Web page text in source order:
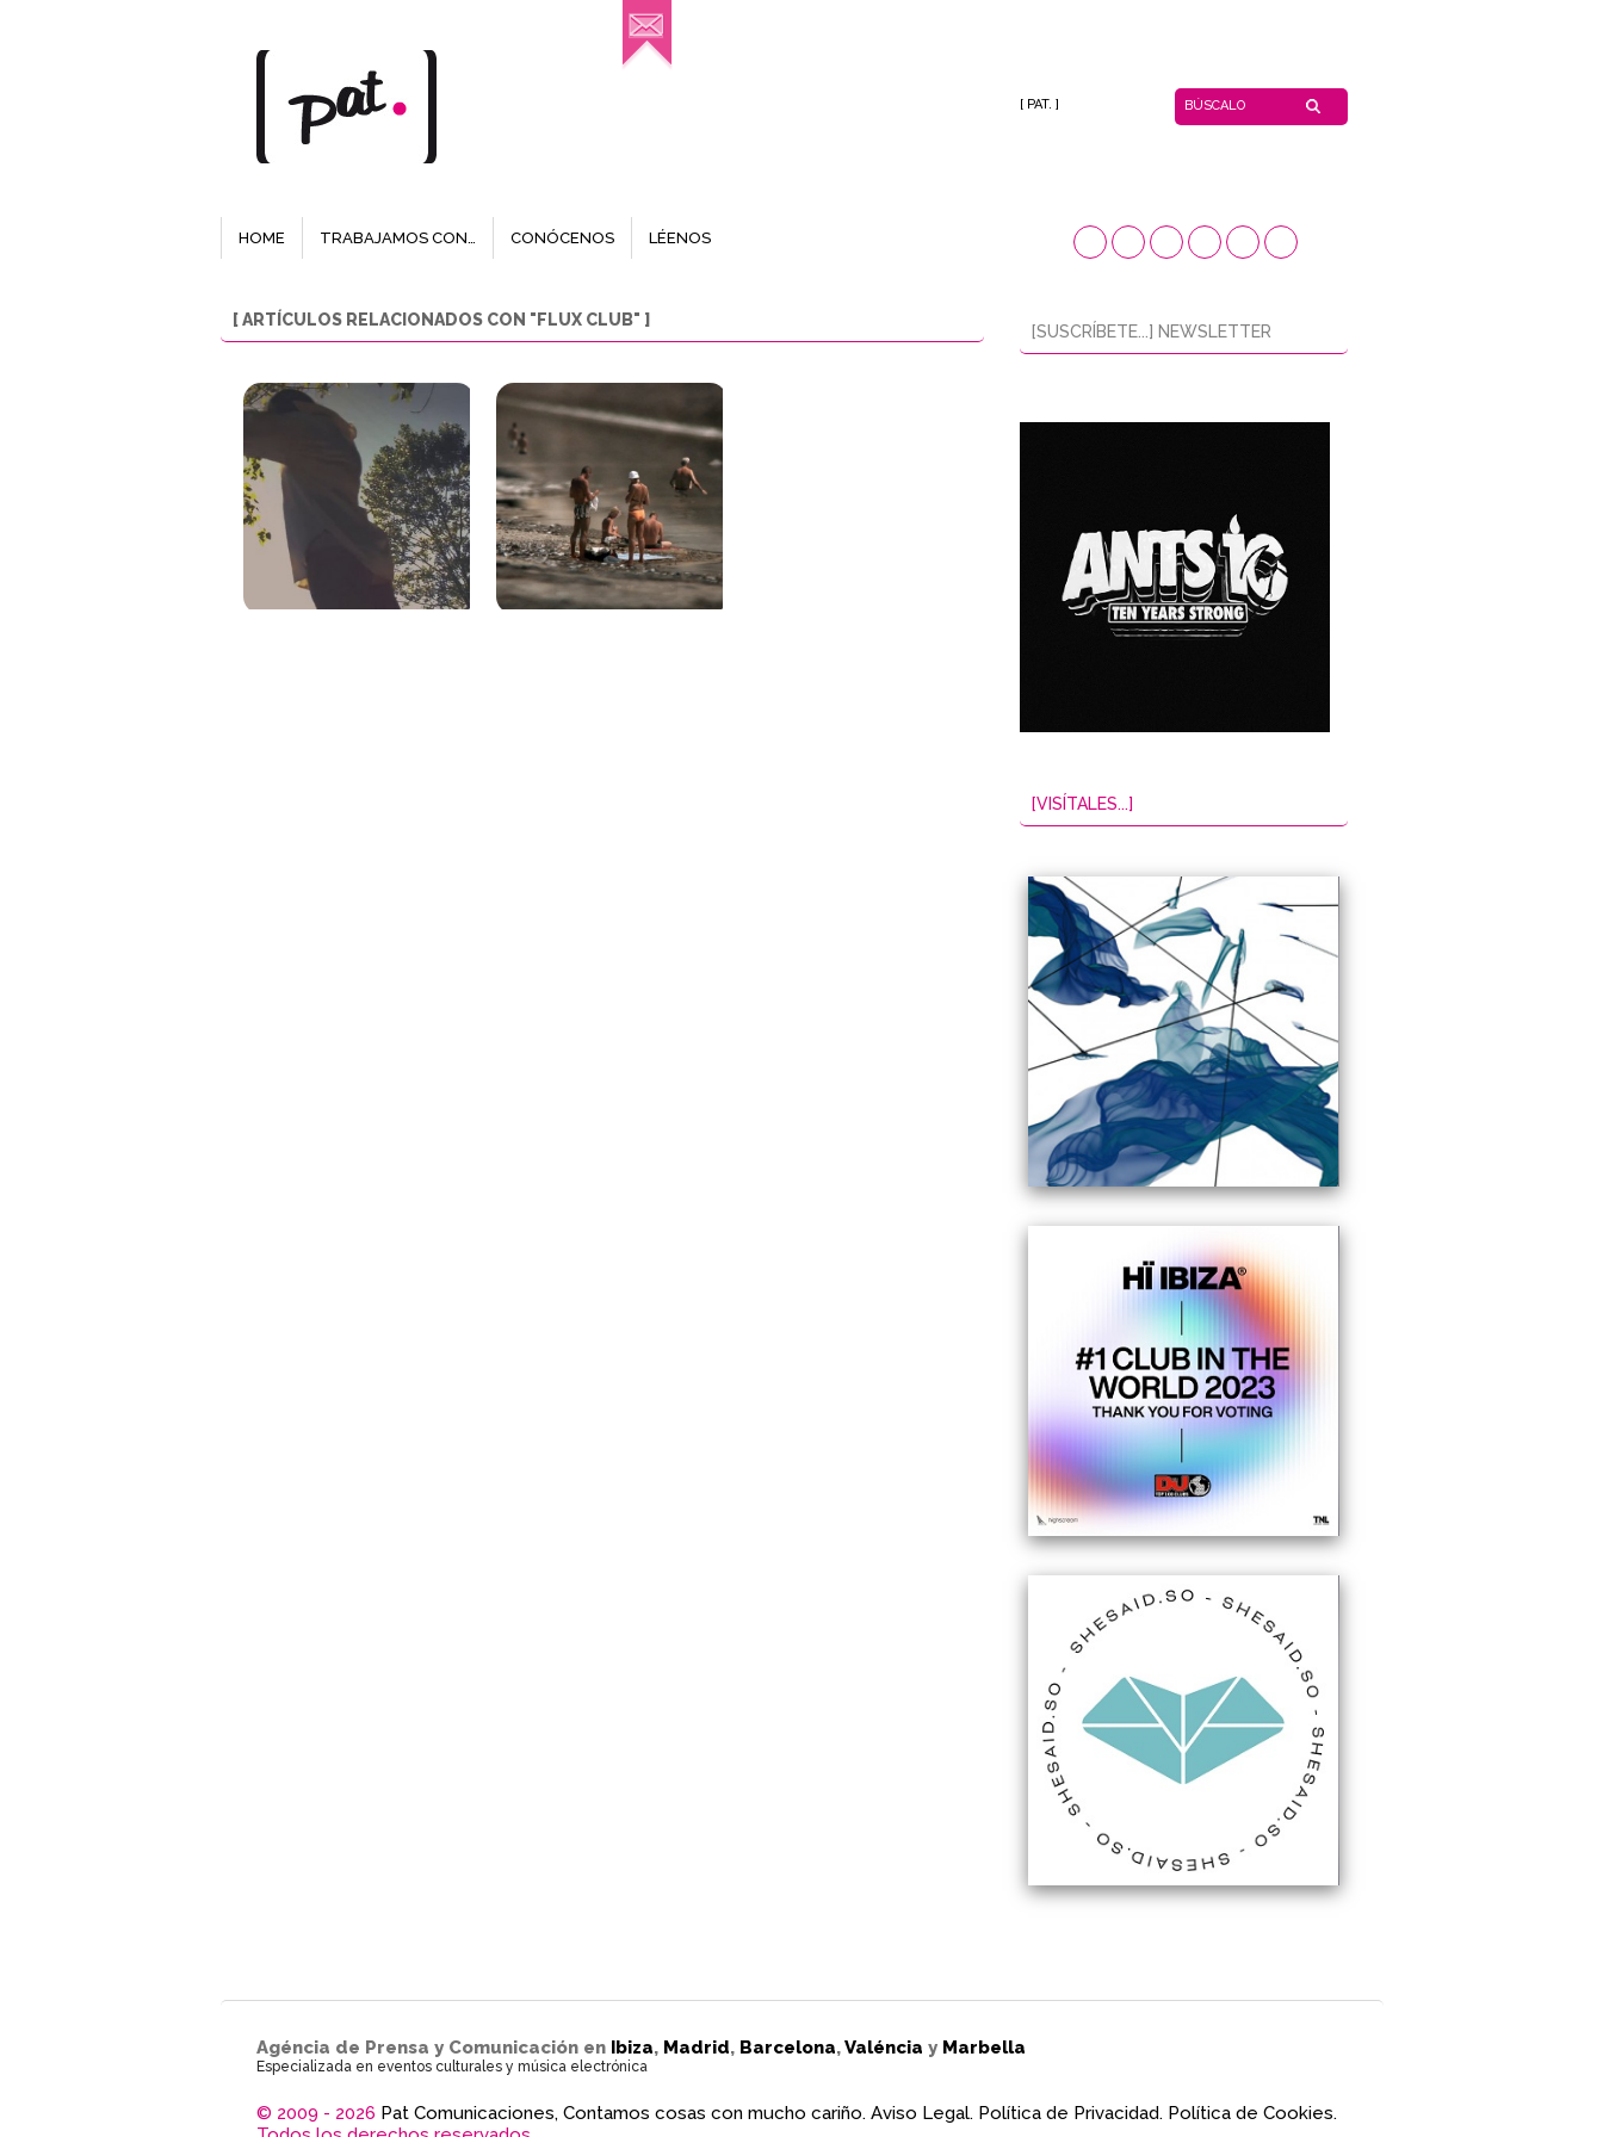
[ PAT. ]
HOME TRABAJAMOS CON… CONÓCENOS LÉENOS
[ ARTÍCULOS RELACIONADOS CON "FLUX CLUB" ]
[SUSCRÍBETE...] NEWSLETTER
[VISÍTALES...]
Agéncia de Prensa y Comunicación en Ibiza, Madrid, Barcelona,Valéncia y Marbella
Especializada en eventos culturales y música electrónica
© 2009 - 2026 Pat Comunicaciones, Contamos cosas con mucho cariño. Aviso Legal. Política de Privacidad. Política de Cookies.